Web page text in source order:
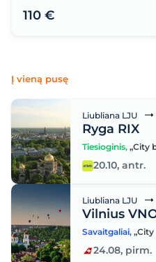
110 €
Į vieną pusę
Liubliana LJU
Ryga RIX
Tiesioginis, „City
20.10, antr.
Liubliana LJU
Vilnius
Savaitgaliai, „City
24.08, pirm.